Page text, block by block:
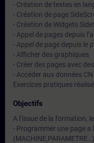
- Création de textes en
- Création de page
- Création de Widgets
- Appel de pages depuis
- Appel de page depuis le
- Afficher des graphiques
- Créer des pages avec
- Accéder aux données CN
Exercices pratiques
Objectifs
A l’issue de la formation,
- Programmer une page a
(MACHINE,PARAMETRE…)